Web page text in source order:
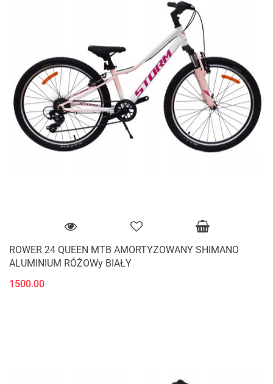
ROWER 24 QUEEN MTB AMORTYZOWANY SHIMANO
ALUMINIUM RÓŻOWy BIAŁY
1500.00